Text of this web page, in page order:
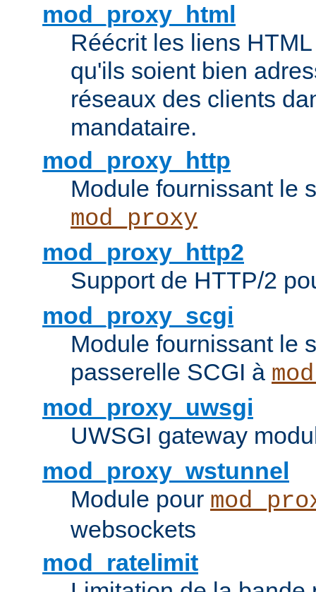
mod_proxy_html
Réécrit les liens
qu'ils soient bien
réseaux des clients
mandataire.
mod_proxy_http
Module fournissant le
mod_proxy
mod_proxy_http2
Support de HTTP/2
mod_proxy_scgi
Module fournissant le
passerelle SCGI à
mod_proxy_uwsgi
UWSGI gateway
mod_proxy_wstunnel
Module pour
websockets
mod_ratelimit